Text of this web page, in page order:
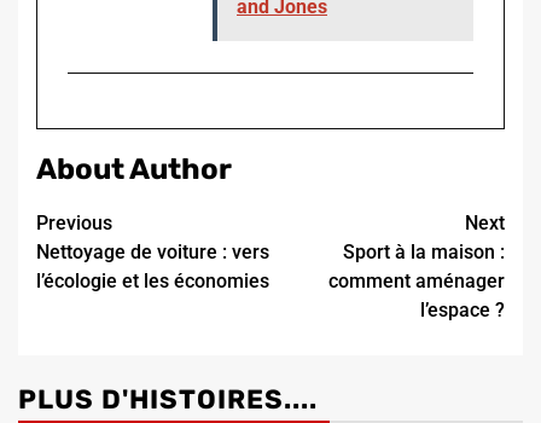
and Jones
About Author
Continue
Reading
Previous
Nettoyage de voiture : vers
l’écologie et les économies
Next
Sport à la maison :
comment aménager
l’espace ?
PLUS D'HISTOIRES....